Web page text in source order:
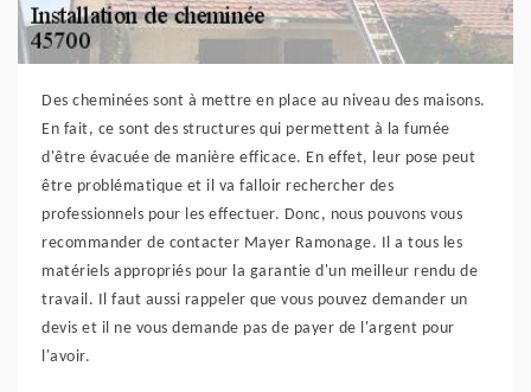
Des cheminées sont à mettre en place au niveau des maisons.
En fait, ce sont des structures qui permettent à la fumée
d'être évacuée de manière efficace. En effet, leur pose peut
être problématique et il va falloir rechercher des
professionnels pour les effectuer. Donc, nous pouvons vous
recommander de contacter Mayer Ramonage. Il a tous les
matériels appropriés pour la garantie d'un meilleur rendu de
travail. Il faut aussi rappeler que vous pouvez demander un
devis et il ne vous demande pas de payer de l'argent pour
l'avoir.